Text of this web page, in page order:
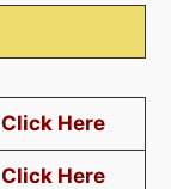
Click Here
Click Here